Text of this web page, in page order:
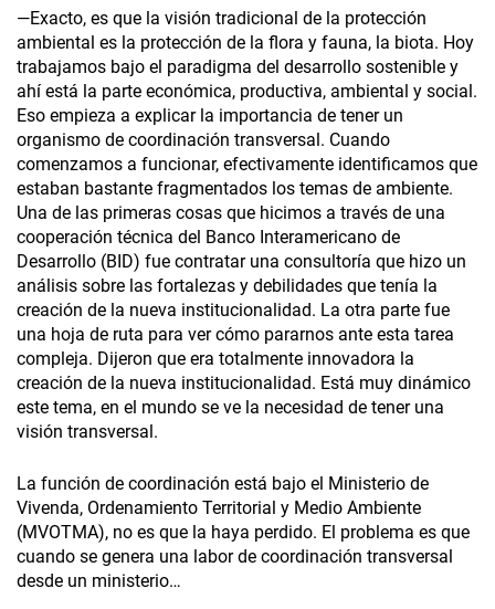
—Exacto, es que la visión tradicional de la protección
ambiental es la protección de la flora y fauna, la biota. Hoy
trabajamos bajo el paradigma del desarrollo sostenible y
ahí está la parte económica, productiva, ambiental y social.
Eso empieza a explicar la importancia de tener un
organismo de coordinación transversal. Cuando
comenzamos a funcionar, efectivamente identificamos que
estaban bastante fragmentados los temas de ambiente.
Una de las primeras cosas que hicimos a través de una
cooperación técnica del Banco Interamericano de
Desarrollo (BID) fue contratar una consultoría que hizo un
análisis sobre las fortalezas y debilidades que tenía la
creación de la nueva institucionalidad. La otra parte fue
una hoja de ruta para ver cómo pararnos ante esta tarea
compleja. Dijeron que era totalmente innovadora la
creación de la nueva institucionalidad. Está muy dinámico
este tema, en el mundo se ve la necesidad de tener una
visión transversal.
La función de coordinación está bajo el Ministerio de
Vivenda, Ordenamiento Territorial y Medio Ambiente
(MVOTMA), no es que la haya perdido. El problema es que
cuando se genera una labor de coordinación transversal
desde un ministerio…